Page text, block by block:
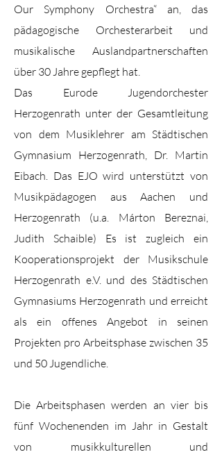
Our Symphony Orchestra“ an, das
pädagogische Orchesterarbeit und
musikalische Auslandpartnerschaften
über 30 Jahre gepflegt hat.
Das Eurode Jugendorchester
Herzogenrath unter der Gesamtleitung
von dem Musiklehrer am Städtischen
Gymnasium Herzogenrath, Dr. Martin
Eibach. Das EJO wird unterstützt von
Musikpädagogen aus Aachen und
Herzogenrath (u.a. Márton Bereznai,
Judith Schaible) Es ist zugleich ein
Kooperationsprojekt der Musikschule
Herzogenrath e.V. und des Städtischen
Gymnasiums Herzogenrath und erreicht
als ein offenes Angebot in seinen
Projekten pro Arbeitsphase zwischen 35
und 50 Jugendliche.
Die Arbeitsphasen werden an vier bis
fünf Wochenenden im Jahr in Gestalt
von musikkulturellen und